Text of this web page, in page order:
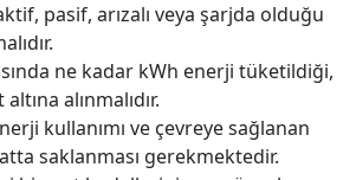
pasif, arızalı veya şarjda olduğu
ne kadar kWh enerji tüketildiği,
alınmalıdır.
kullanımı ve çevreye sağlanan
saklanması gerekmektedir.